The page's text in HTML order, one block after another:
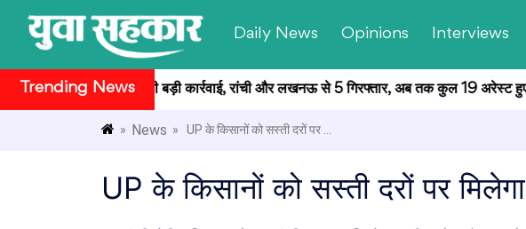
Daily News Opinions Interviews
Trending News
मामले में CID की बड़ी कार्रवाई, रांची और लखनऊ से 5 गिरफ्तार, अब तक कुल 19 अरेस्ट हुए
» News » UP के किसानों को सस्ती दरों पर ...
UP के किसानों को सस्ती दरों पर